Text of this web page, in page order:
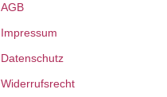
AGB
Impressum
Datenschutz
Widerrufsrecht